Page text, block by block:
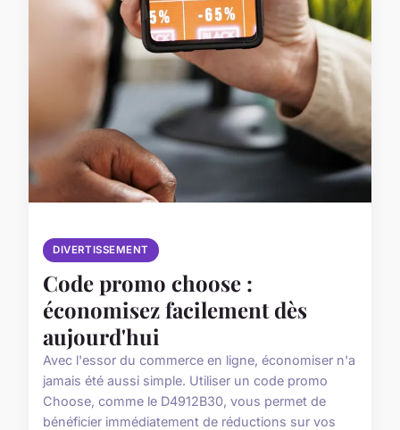
DIVERTISSEMENT
Code promo choose :
économisez facilement dès
aujourd'hui
Avec l'essor du commerce en ligne, économiser n'a
jamais été aussi simple. Utiliser un code promo
Choose, comme le D4912B30, vous permet de
bénéficier immédiatement de réductions sur vos